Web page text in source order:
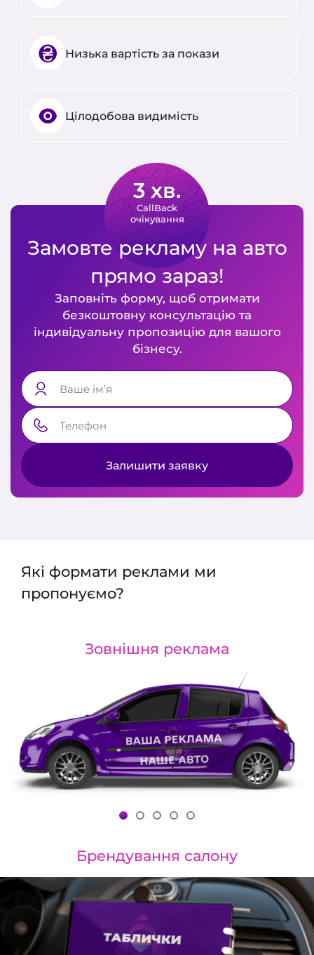
Низька вартість за покази
Цілодобова видимість
Замовте рекламу на авто
прямо зараз!
Заповніть форму, щоб отримати
безкоштовну консультацію та
індивідуальну пропозицію для вашого
бізнесу.
3 хв.
CallBack
очікування
Ваше ім’я
Телефон
Залишити заявку
Які формати реклами ми
пропонуємо?
Зовнішня реклама
Брендування салону